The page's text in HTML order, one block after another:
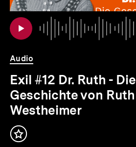
Audio
Exil #12 Dr. Ruth - Die
Geschichte von Ruth
Westheimer
Inhalt